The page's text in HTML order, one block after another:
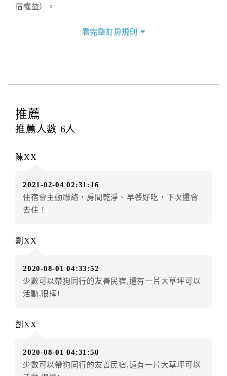
宿權益）。
四、訂單異動
提出申辦不得異動訂單。
每筆訂單異動限定
辦理取消退款。
房者應補足差額。（限原訂飯店）
房者不得要求退其差額。（限原訂飯店）
五、保留住宿權益(保留住房)
款。（提出申辦日為保留起算日）
店客滿，敬請及早計畫，如逾時未提出申辦，視同無條
件放棄訂單（住宿權益）。 （限原訂飯店使用）
．每筆訂單異動限定乙次，限原訂飯店，異動完成後不
．訂單異動後，訂單費用總計大於原訂單費用總計時，
訂房者不得要求退其差額。限原訂飯店
看完整訂房規則
推薦
推薦人數 6人
陳XX
2021-02-04 02:31:16
住宿會主動聯絡，房間乾淨、早餐好吃，下次還會
去住！
劉XX
2020-08-01 04:33:52
少數可以帶狗同行的友善民宿,還有一片大草坪可以
活動,很棒!
劉XX
2020-08-01 04:31:50
少數可以帶狗同行的友善民宿,還有一片大草坪可以